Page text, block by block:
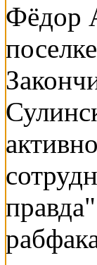
Фёдор